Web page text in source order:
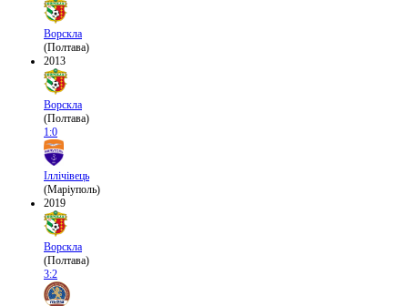
Ворскла
(Полтава)
2013
Ворскла
(Полтава)
1:0
Іллічівець
(Маріуполь)
2019
Ворскла
(Полтава)
3:2